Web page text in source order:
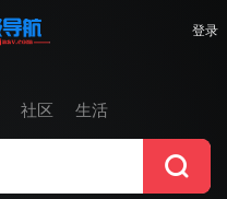
登录
社区 生活